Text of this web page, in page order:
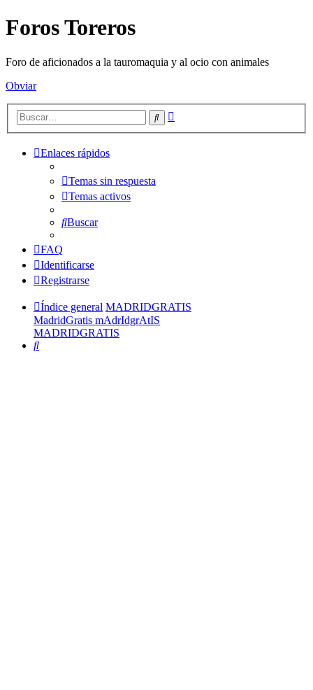
Foros Toreros
Foro de aficionados a la tauromaquia y al ocio con animales
Obviar
Buscar
Enlaces rápidos
Temas sin respuesta
Temas activos
Buscar
FAQ
Identificarse
Registrarse
Índice general MADRIDGRATIS
MadridGratis mAdrIdgrAtIS
MADRIDGRATIS
Buscar